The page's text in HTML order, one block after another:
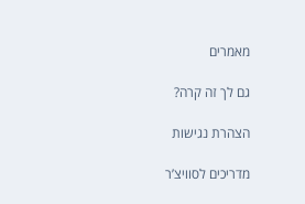
מאמרים
גם לך זה קרה?
הצהרת נגישות
מדריכים לסוויצ’ר